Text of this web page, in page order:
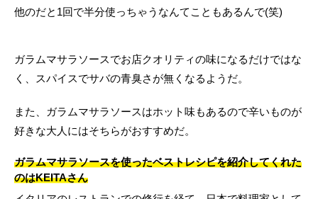
他のだと1回で半分使っちゃうなんてこともあるんで(笑)
ガラムマサラソースでお店クオリティの味になるだけではな
く、スパイスでサバの青臭さが無くなるようだ。
また、ガラムマサラソースはホット味もあるので辛いものが
好きな大人にはそちらがおすすめだ。
ガラムマサラソースを使ったベストレシピを紹介してくれた
のはKEITAさん